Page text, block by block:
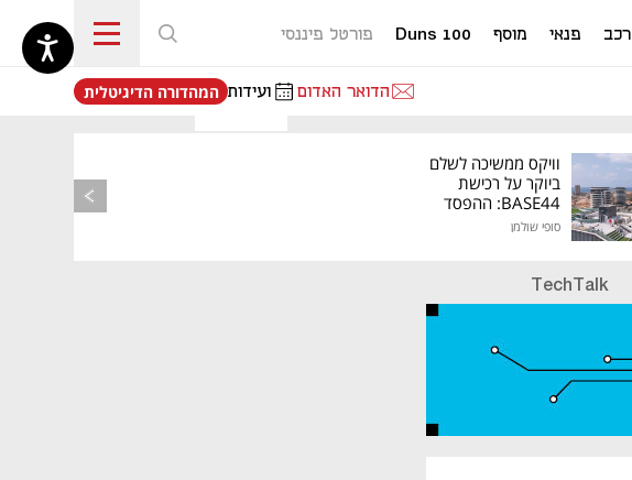
רכב פנאי מוסף Duns 100 פורטל פיננסי
הדואר האדום ועידות
נפתח בכרטיסייה חדשה
המהדורה הדיגיטלית
וויקס ממשיכה לשלם
ביוקר על רכישת
BASE44: ההפסד
סופי שולמן
TechTalk